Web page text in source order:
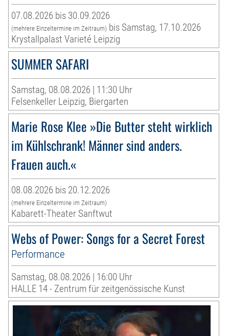
07.08.2026 bis 30.09.2026
(mehrere Einzeltermine im Zeitraum) bis Samstag, 17.10.2026
Krystallpalast Varieté Leipzig
SUMMER SAFARI
Samstag, 08.08.2026 | 11:30 Uhr
Felsenkeller Leipzig, Biergarten
Marie Rose Klee »Die Butter steht wirklich
im Kühlschrank! Männer sind anders.
Frauen auch.«
08.08.2026 bis 20.12.2026
(mehrere Einzeltermine im Zeitraum)
Kabarett-Theater Sanftwut
Webs of Power: Songs for a Secret Forest
Performance
Samstag, 08.08.2026 | 16:00 Uhr
HALLE 14 - Zentrum für zeitgenössische Kunst